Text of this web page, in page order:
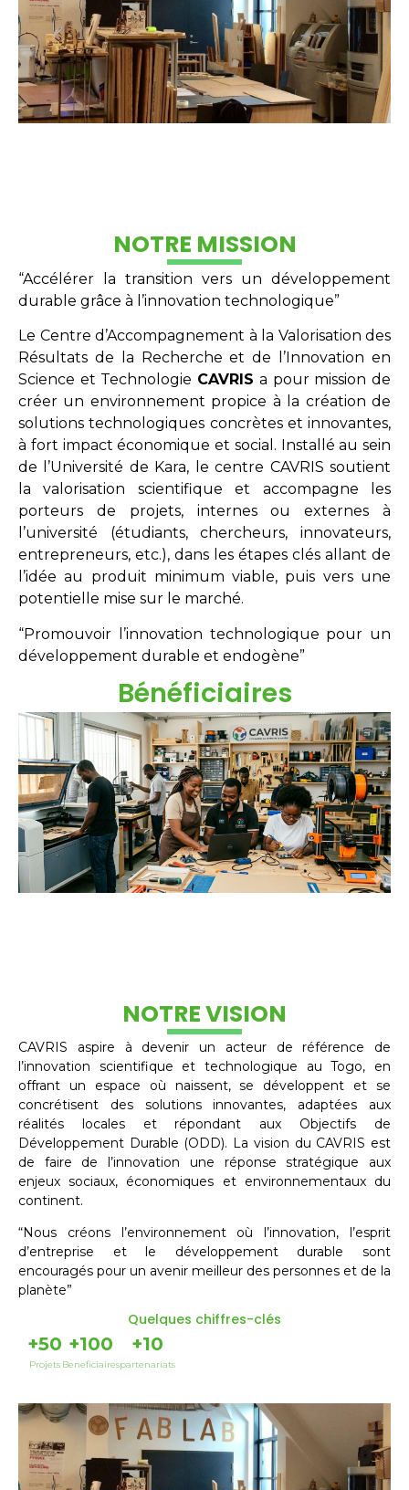
NOTRE MISSION
“Accélérer la transition vers un développement
durable grâce à l’innovation technologique”
Le Centre d’Accompagnement à la Valorisation des
Résultats de la Recherche et de l’Innovation en
Science et Technologie CAVRIS a pour mission de
créer un environnement propice à la création de
solutions technologiques concrètes et innovantes,
à fort impact économique et social. Installé au sein
de l’Université de Kara, le centre CAVRIS soutient
la valorisation scientifique et accompagne les
porteurs de projets, internes ou externes à
l’université (étudiants, chercheurs, innovateurs,
entrepreneurs, etc.), dans les étapes clés allant de
l’idée au produit minimum viable, puis vers une
potentielle mise sur le marché.
“Promouvoir l’innovation technologique pour un
développement durable et endogène”
Bénéficiaires
Étudiants Néo-diplômés Doctorants
Chercheurs
Innovateurs
Entreprises acteurs sociaux.
NOTRE VISION
CAVRIS aspire à devenir un acteur de référence de
l’innovation scientifique et technologique au Togo, en
offrant un espace où naissent, se développent et se
concrétisent des solutions innovantes, adaptées aux
réalités locales et répondant aux Objectifs de
Développement Durable (ODD). La vision du CAVRIS est
de faire de l’innovation une réponse stratégique aux
enjeux sociaux, économiques et environnementaux du
continent.
“Nous créons l’environnement où l’innovation, l’esprit
d’entreprise et le développement durable sont
encouragés pour un avenir meilleur des personnes et de la
planète”
Quelques chiffres-clés
Projets
+50
Beneficiaires
+100
partenariats
+10